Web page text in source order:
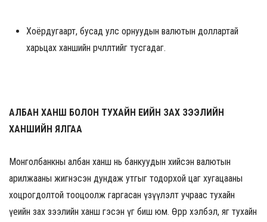
Хоёрдугаарт, бусад улс орнуудын валютын доллартай
харьцах ханшийн өөрчлөлтийг тусгадаг.
АЛБАН ХАНШ БОЛОН ТУХАЙН ҮЕИЙН ЗАХ ЗЭЭЛИЙН
ХАНШИЙН ЯЛГАА
Монголбанкны албан ханш нь банкуудын хийсэн валютын
арилжааны жигнэсэн дундаж утгыг тодорхой цаг хугацааны
хоцрогдолтой тооцоолж гаргасан үзүүлэлт учраас тухайн
үеийн зах зээлийн ханш гэсэн үг биш юм. Өөрөөр хэлбэл, яг тухайн